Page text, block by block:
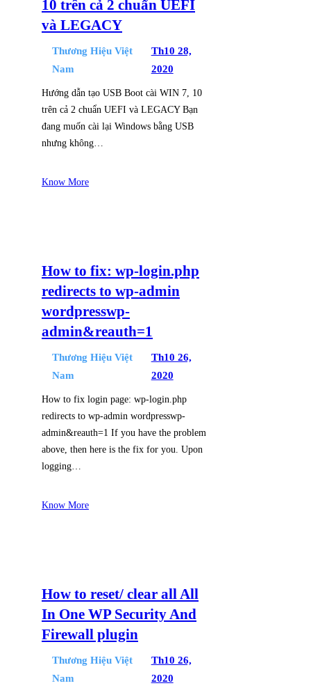
10 trên cả 2 chuẩn UEFI
và LEGACY
Thương Hiệu Việt
Nam
Th10 28,
2020
Hướng dẫn tạo USB Boot cài WIN 7, 10
trên cả 2 chuẩn UEFI và LEGACY Bạn
đang muốn cài lại Windows bằng USB
nhưng không…
Know More
How to fix: wp-login.php
redirects to wp-admin
wordpresswp-
admin&reauth=1
Thương Hiệu Việt
Nam
Th10 26,
2020
How to fix login page: wp-login.php
redirects to wp-admin wordpresswp-
admin&reauth=1 If you have the problem
above, then here is the fix for you. Upon
logging…
Know More
How to reset/ clear all All
In One WP Security And
Firewall plugin
Thương Hiệu Việt
Nam
Th10 26,
2020